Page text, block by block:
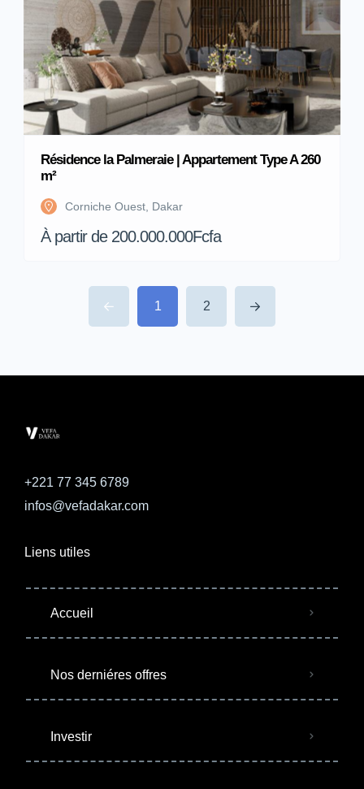
Résidence la Palmeraie | Appartement Type A 260
m²
Corniche Ouest, Dakar
À partir de 200.000.000Fcfa
1 2
+221 77 345 6789
infos@vefadakar.com
Liens utiles
Accueil
Nos derniéres offres
Investir